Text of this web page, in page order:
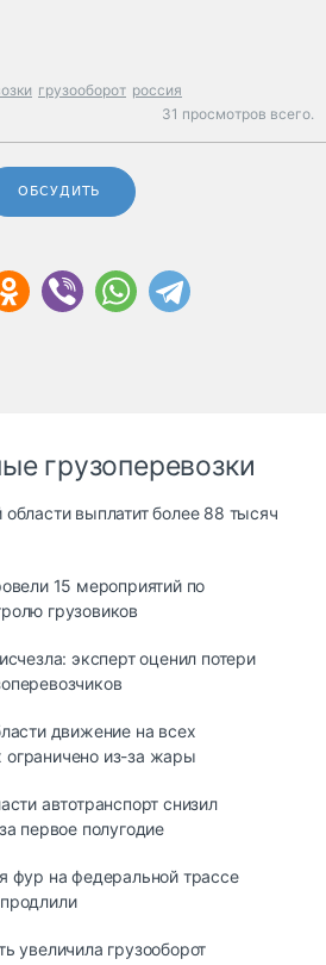
грузооборот россия
31 просмотров всего.
ОБСУДИТЬ
грузоперевозки
выплатит более 88 тысяч
15 мероприятий по
грузовиков
эксперт оценил потери
движение на всех
из-за жары
автотранспорт снизил
первое полугодие
фур на федеральной трассе
увеличила грузооборот